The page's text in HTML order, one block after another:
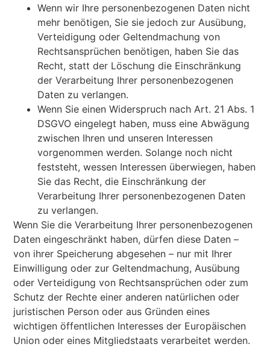
Wenn wir Ihre personenbezogenen Daten nicht
mehr benötigen, Sie sie jedoch zur Ausübung,
Verteidigung oder Geltendmachung von
Rechtsansprüchen benötigen, haben Sie das
Recht, statt der Löschung die Einschränkung
der Verarbeitung Ihrer personenbezogenen
Daten zu verlangen.
Wenn Sie einen Widerspruch nach Art. 21 Abs. 1
DSGVO eingelegt haben, muss eine Abwägung
zwischen Ihren und unseren Interessen
vorgenommen werden. Solange noch nicht
feststeht, wessen Interessen überwiegen, haben
Sie das Recht, die Einschränkung der
Verarbeitung Ihrer personenbezogenen Daten
zu verlangen.
Wenn Sie die Verarbeitung Ihrer personenbezogenen
Daten eingeschränkt haben, dürfen diese Daten –
von ihrer Speicherung abgesehen – nur mit Ihrer
Einwilligung oder zur Geltendmachung, Ausübung
oder Verteidigung von Rechtsansprüchen oder zum
Schutz der Rechte einer anderen natürlichen oder
juristischen Person oder aus Gründen eines
wichtigen öffentlichen Interesses der Europäischen
Union oder eines Mitgliedstaats verarbeitet werden.